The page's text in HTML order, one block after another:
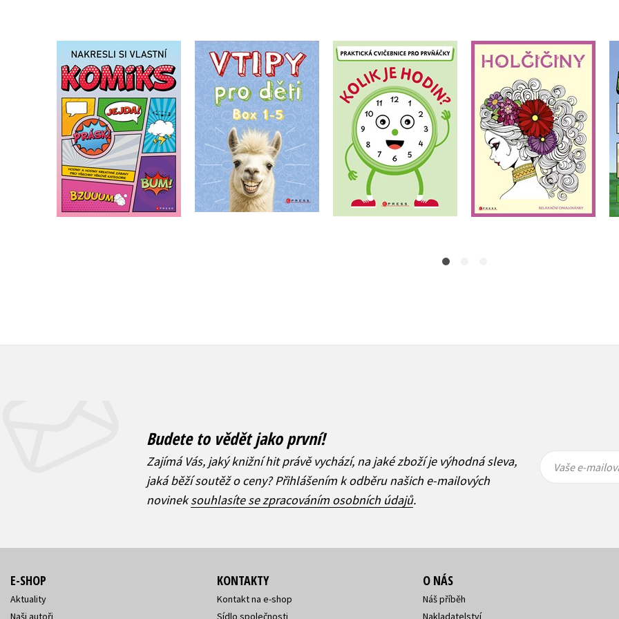
Nakresli si vlastní
komiks
Zuzana Neubauerová
Do košíku
199 Kč
159 Kč
Vtipy pro děti - box
Zuzana Neubauerová
Do košíku
890 Kč
712 Kč
Kolik je hodin?
Zuzana Neubauerová
Do košíku
269 Kč
215 Kč
Holčičiny - relaxační
omalovánky
Zuzana Neubauerová
Do košíku
229 Kč
183 Kč
Budete to vědět jako první!
Zajímá Vás, jaký knižní hit právě vychází, na jaké zboží je výhodná sleva,
jaká běží soutěž o ceny? Přihlášením k odběru našich e-mailových
novineksouhlasíte se zpracováním osobních údajů.
mailová
mailová
Vaše e-
E-SHOP
Aktuality
Naši autoři
KONTAKTY
Kontakt na e-shop
Sídlo společnosti
O NÁS
Náš příběh
Nakladatelství